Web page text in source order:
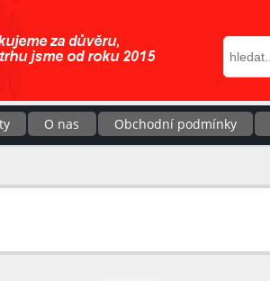
O nas Obchodní podmínky